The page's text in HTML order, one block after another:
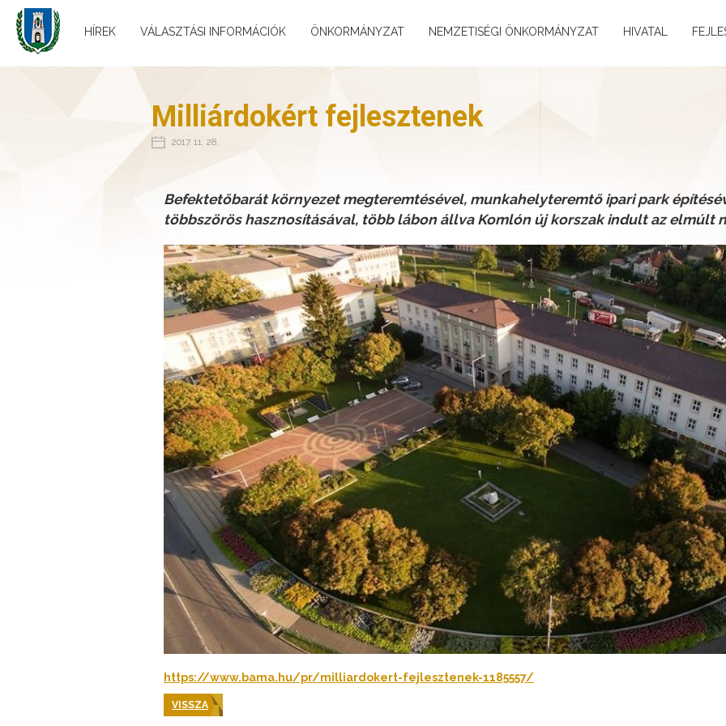
HÍREK VÁLASZTÁSI INFORMÁCIÓK ÖNKORMÁNYZAT NEMZETISÉGI ÖNKORMÁNYZAT HIVATAL
Milliárdokért fejlesztenek
2017. 11. 28.
Befektetőbarát környezet megteremtésével, munkahelyteremtő ipari park
többszörös hasznosításával, több lábon állva Komlón új korszak indult az elmúlt
https://www.bama.hu/pr/milliardokert-fejlesztenek-1185557/
VISSZA